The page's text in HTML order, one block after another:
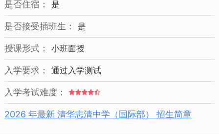
是否住宿： 是
是否接受插班生： 是
授课形式： 小班面授
入学要求： 通过入学测试
入学考试难度：
2026 年最新 清华志清中学（国际部） 招生简章